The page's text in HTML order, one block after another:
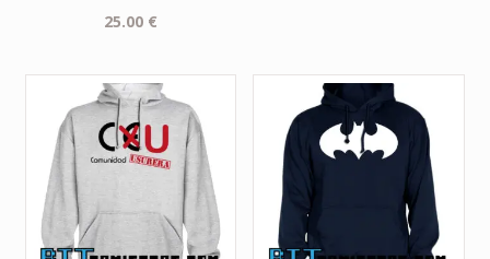
25.00 €